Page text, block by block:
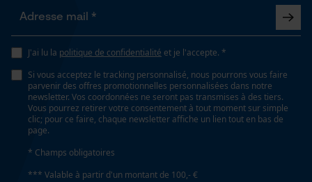
J'ai lu la politique de confidentialité et je l'accepte. *
Si vous acceptez le tracking personnalisé, nous pourrons vous faire
parvenir des offres promotionnelles personnalisées dans notre
newsletter. Vos coordonnées ne seront pas transmises à des tiers.
Vous pourrez retirer votre consentement à tout moment sur simple
clic; pour ce faire, chaque newsletter affiche un lien tout en bas de
page.
* Champs obligatoires
*** Valable à partir d'un montant de 100,- €
Cookies marketing
Microsoft Advertising Universal